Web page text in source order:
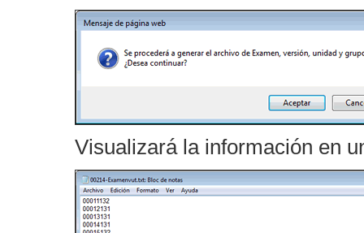
Visualizará la información en